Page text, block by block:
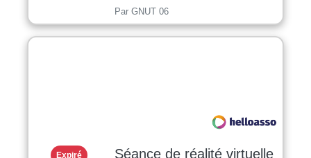
Par GNUT 06
Expiré
Séance de réalité virtuelle